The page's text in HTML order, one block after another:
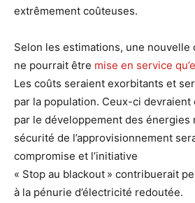
extrêmement coûteuses.
Selon les estimations, une nouvelle
ne pourrait être mise en service
Les coûts seraient exorbitants et
par la population. Ceux-ci devraient
par le développement des énergies
sécurité de l’approvisionnement
compromise et l’initiative
« Stop au blackout » contribuerait
à la pénurie d’électricité redoutée.